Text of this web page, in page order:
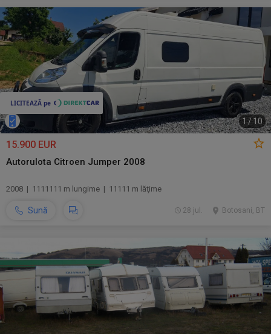
1 / 10
15.900 EUR
Autorulota Citroen Jumper 2008
2008 | 1111111 m lungime | 11111 m lăţime
Sună Botosani, BT
28 jul.